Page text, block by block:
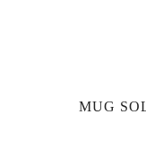
MUG